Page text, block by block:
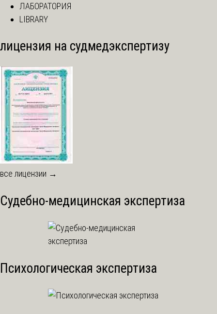
ЛАБОРАТОРИЯ
LIBRARY
лицензия на судмедэкспертизу
все лицензии →
Судебно-медицинская экспертиза
Психологическая экспертиза